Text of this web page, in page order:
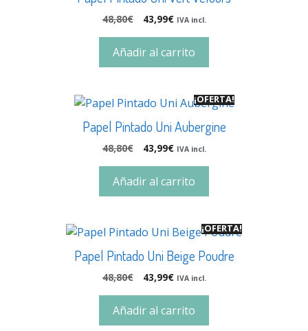
48,80€ 43,99€ IVA incl.
Añadir al carrito
¡OFERTA!
Papel Pintado Uni Aubergine
48,80€ 43,99€ IVA incl.
Añadir al carrito
¡OFERTA!
Papel Pintado Uni Beige Poudre
48,80€ 43,99€ IVA incl.
Añadir al carrito